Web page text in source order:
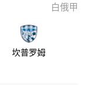
白俄甲
坎普罗姆